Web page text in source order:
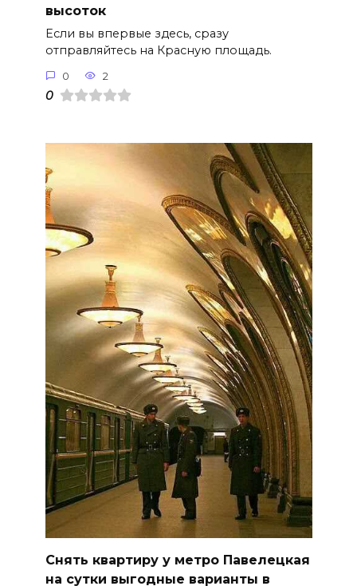
высоток
Если вы впервые здесь, сразу
отправляйтесь на Красную площадь.
0 2
0
Снять квартиру у метро Павелецкая
на сутки выгодные варианты в